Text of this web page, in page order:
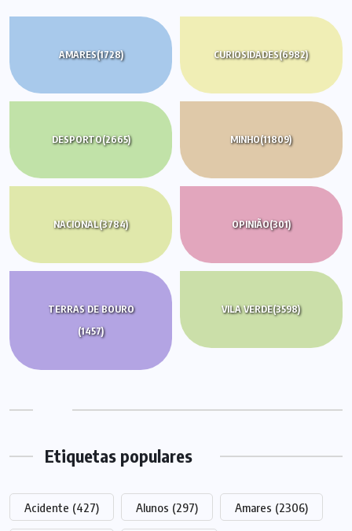
AMARES(1728) CURIOSIDADES(6982)
DESPORTO(2665) MINHO(11809)
NACIONAL(3784) OPINIÃO(301)
TERRAS DE BOURO
(1457)
VILA VERDE(3598)
Etiquetas populares
Acidente (427) Alunos (297) Amares (2306)